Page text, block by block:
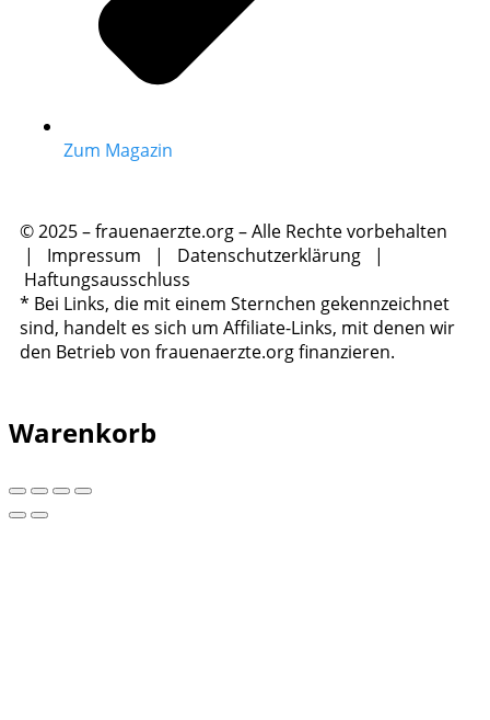
Zum Magazin
© 2025 – frauenaerzte.org – Alle Rechte vorbehalten
| Impressum | Datenschutzerklärung |
Haftungsausschluss
* Bei Links, die mit einem Sternchen gekennzeichnet
sind, handelt es sich um Affiliate-Links, mit denen wir
den Betrieb von frauenaerzte.org finanzieren.
Warenkorb